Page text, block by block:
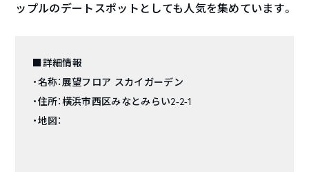
ップルのデートスポットとしても人気を集めています。
■詳細情報
・名称：展望フロア スカイガーデン
・住所：横浜市西区みなとみらい2-2-1
・地図：